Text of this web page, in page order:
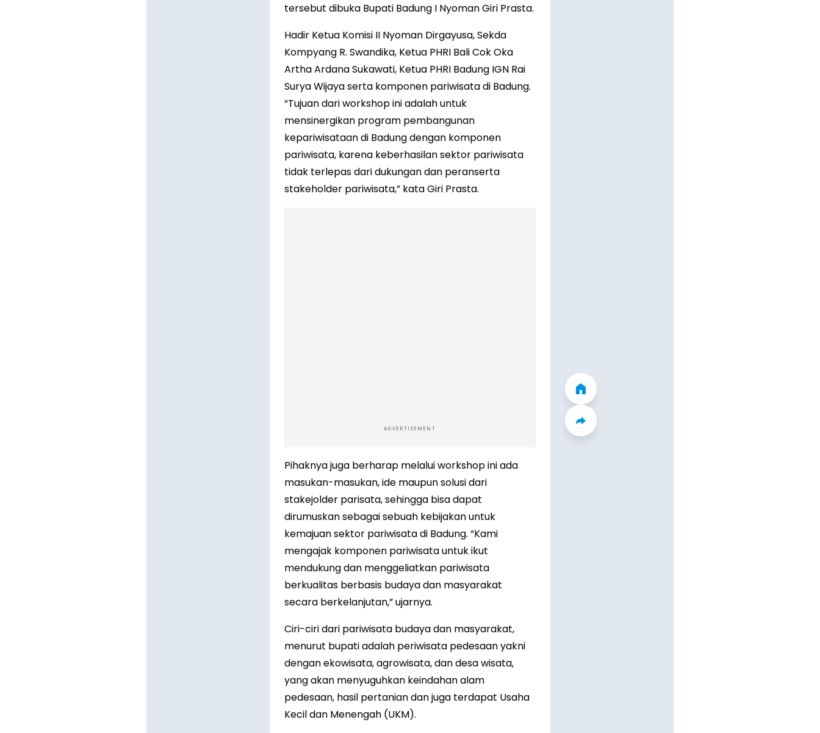
tersebut dibuka Bupati Badung I Nyoman Giri Prasta.
Hadir Ketua Komisi II Nyoman Dirgayusa, Sekda
Kompyang R. Swandika, Ketua PHRI Bali Cok Oka
Artha Ardana Sukawati, Ketua PHRI Badung IGN Rai
Surya Wijaya serta komponen pariwisata di Badung.
“Tujuan dari workshop ini adalah untuk
mensinergikan program pembangunan
kepariwisataan di Badung dengan komponen
pariwisata, karena keberhasilan sektor pariwisata
tidak terlepas dari dukungan dan peranserta
stakeholder pariwisata,” kata Giri Prasta.
ADVERTISEMENT
Pihaknya juga berharap melalui workshop ini ada
masukan-masukan, ide maupun solusi dari
stakejolder parisata, sehingga bisa dapat
dirumuskan sebagai sebuah kebijakan untuk
kemajuan sektor pariwisata di Badung. “Kami
mengajak komponen pariwisata untuk ikut
mendukung dan menggeliatkan pariwisata
berkualitas berbasis budaya dan masyarakat
secara berkelanjutan,” ujarnya.
Ciri-ciri dari pariwisata budaya dan masyarakat,
menurut bupati adalah periwisata pedesaan yakni
dengan ekowisata, agrowisata, dan desa wisata,
yang akan menyuguhkan keindahan alam
pedesaan, hasil pertanian dan juga terdapat Usaha
Kecil dan Menengah (UKM).